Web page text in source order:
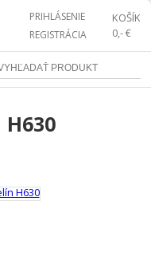
KOŠÍK
0,- €
PRIHLÁSENIE
REGISTRÁCIA